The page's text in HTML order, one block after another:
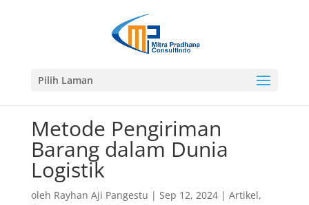
Pilih Laman
Metode Pengiriman
Barang dalam Dunia
Logistik
oleh Rayhan Aji Pangestu | Sep 12, 2024| Artikel,